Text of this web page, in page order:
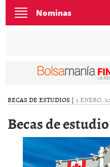
Toggle
navigation
Nominas
BECAS DE ESTUDIOS | 2 ENERO,
Becas de